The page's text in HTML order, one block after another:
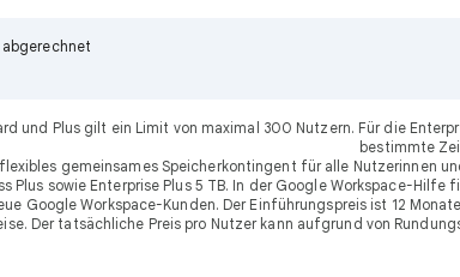
und Plus gilt ein Limit von maximal 300 Nutzern. Für die
bestimmte
gemeinsames Speicherkontingent für alle Nutzerinnen
Plus sowie Enterprise Plus 5 TB. In der Google Workspace-
Google Workspace-Kunden. Der Einführungspreis ist 12
Der tatsächliche Preis pro Nutzer kann aufgrund von